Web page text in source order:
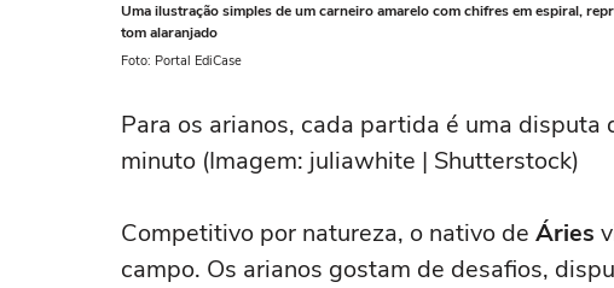
Uma ilustração simples de um carneiro amarelo com chifres em espiral,
tom alaranjado
Foto: Portal EdiCase
Para os arianos, cada partida é uma
minuto (Imagem: juliawhite | Shutterstock)
Competitivo por natureza, o nativo de Áries
campo. Os arianos gostam de desafios,